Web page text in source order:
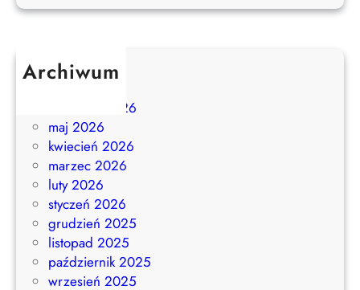
Archiwum
czerwiec 2026
maj 2026
kwiecień 2026
marzec 2026
luty 2026
styczeń 2026
grudzień 2025
listopad 2025
październik 2025
wrzesień 2025